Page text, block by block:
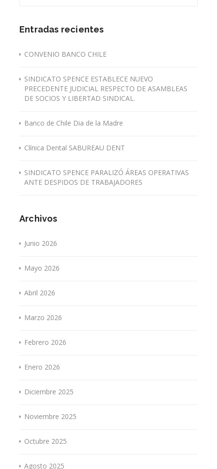
Entradas recientes
CONVENIO BANCO CHILE
SINDICATO SPENCE ESTABLECE NUEVO
PRECEDENTE JUDICIAL RESPECTO DE ASAMBLEAS
DE SOCIOS Y LIBERTAD SINDICAL.
Banco de Chile Dia de la Madre
Clínica Dental SABUREAU DENT
SINDICATO SPENCE PARALIZÓ ÁREAS OPERATIVAS
ANTE DESPIDOS DE TRABAJADORES
Archivos
Junio 2026
Mayo 2026
Abril 2026
Marzo 2026
Febrero 2026
Enero 2026
Diciembre 2025
Noviembre 2025
Octubre 2025
Agosto 2025